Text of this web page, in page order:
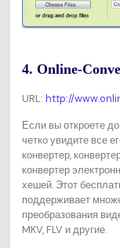
4. Online-
URL: http://
Если вы откроете
четко увидите все
конвертер,
конвертер
хешей. Этот
поддерживает
преобразования
MKV, FLV и другие.